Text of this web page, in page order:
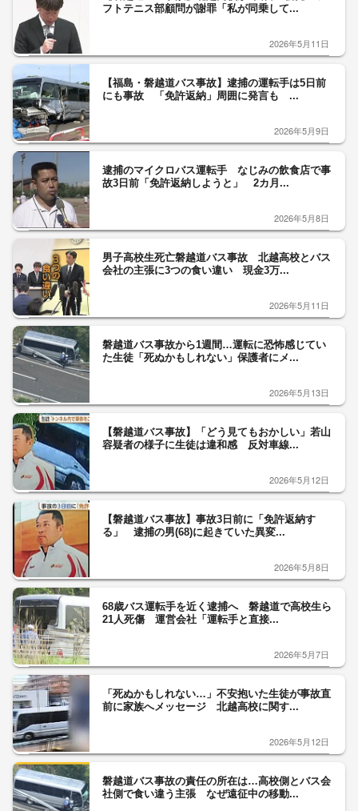
フトテニス部顧問が謝罪「私が同乗して...
2026年5月11日
【福島・磐越道バス事故】逮捕の運転手は5日前
にも事故 「免許返納」周囲に発言も ...
2026年5月9日
逮捕のマイクロバス運転手 なじみの飲食店で事
故3日前「免許返納しようと」 2カ月...
2026年5月8日
男子高校生死亡磐越道バス事故 北越高校とバス
会社の主張に3つの食い違い 現金3万...
2026年5月11日
磐越道バス事故から1週間…運転に恐怖感じてい
た生徒「死ぬかもしれない」保護者にメ...
2026年5月13日
【磐越道バス事故】「どう見てもおかしい」若山
容疑者の様子に生徒は違和感 反対車線...
2026年5月12日
【磐越道バス事故】事故3日前に「免許返納す
る」 逮捕の男(68)に起きていた異変...
2026年5月8日
68歳バス運転手を近く逮捕へ 磐越道で高校生ら
21人死傷 運営会社「運転手と直接...
2026年5月7日
「死ぬかもしれない…」不安抱いた生徒が事故直
前に家族へメッセージ 北越高校に関す...
2026年5月12日
磐越道バス事故の責任の所在は…高校側とバス会
社側で食い違う主張 なぜ遠征中の移動...